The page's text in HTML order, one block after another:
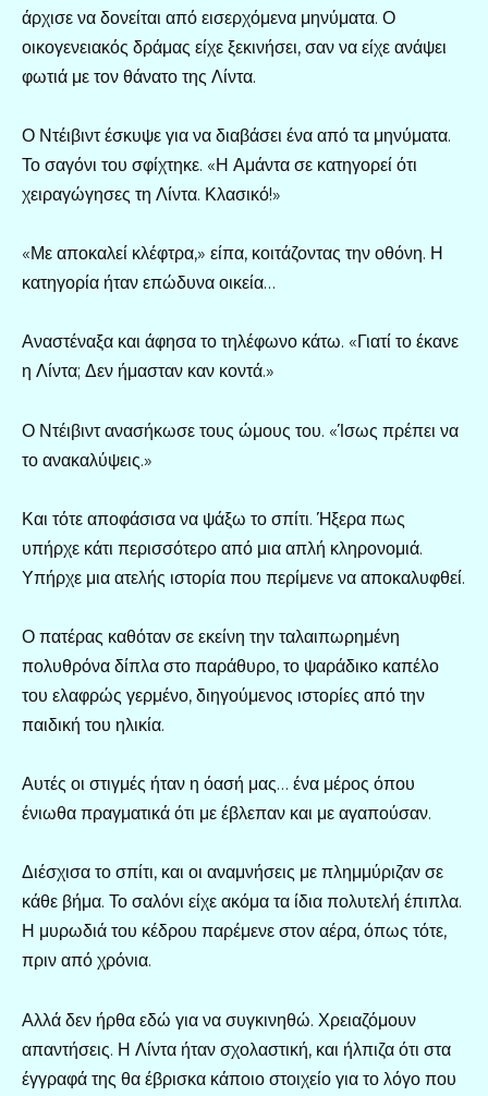
άρχισε να δονείται από εισερχόμενα μηνύματα. Ο
οικογενειακός δράμας είχε ξεκινήσει, σαν να είχε ανάψει
φωτιά με τον θάνατο της Λίντα.
Ο Ντέιβιντ έσκυψε για να διαβάσει ένα από τα μηνύματα.
Το σαγόνι του σφίχτηκε. «Η Αμάντα σε κατηγορεί ότι
χειραγώγησες τη Λίντα. Κλασικό!»
«Με αποκαλεί κλέφτρα,» είπα, κοιτάζοντας την οθόνη. Η
κατηγορία ήταν επώδυνα οικεία…
Αναστέναξα και άφησα το τηλέφωνο κάτω. «Γιατί το έκανε
η Λίντα; Δεν ήμασταν καν κοντά.»
Ο Ντέιβιντ ανασήκωσε τους ώμους του. «Ίσως πρέπει να
το ανακαλύψεις.»
Και τότε αποφάσισα να ψάξω το σπίτι. Ήξερα πως
υπήρχε κάτι περισσότερο από μια απλή κληρονομιά.
Υπήρχε μια ατελής ιστορία που περίμενε να αποκαλυφθεί.
Ο πατέρας καθόταν σε εκείνη την ταλαιπωρημένη
πολυθρόνα δίπλα στο παράθυρο, το ψαράδικο καπέλο
του ελαφρώς γερμένο, διηγούμενος ιστορίες από την
παιδική του ηλικία.
Αυτές οι στιγμές ήταν η όασή μας… ένα μέρος όπου
ένιωθα πραγματικά ότι με έβλεπαν και με αγαπούσαν.
Διέσχισα το σπίτι, και οι αναμνήσεις με πλημμύριζαν σε
κάθε βήμα. Το σαλόνι είχε ακόμα τα ίδια πολυτελή έπιπλα.
Η μυρωδιά του κέδρου παρέμενε στον αέρα, όπως τότε,
πριν από χρόνια.
Αλλά δεν ήρθα εδώ για να συγκινηθώ. Χρειαζόμουν
απαντήσεις. Η Λίντα ήταν σχολαστική, και ήλπιζα ότι στα
έγγραφά της θα έβρισκα κάποιο στοιχείο για το λόγο που